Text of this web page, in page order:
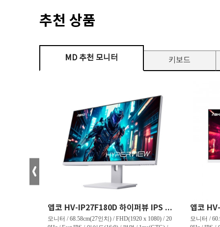
추천 상품
MD 추천 모니터 키보드
앱코 HV-IP27F180D 하이퍼뷰 IPS FHD 200 HDR 무결점
모니터 / 68.58cm(27인치) / FHD(1920 x 1080) / 20
모니터 /